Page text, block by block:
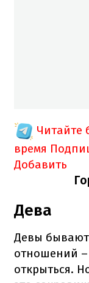
Читайте
время
Добавить
Дева
Девы
отношений
открыться.